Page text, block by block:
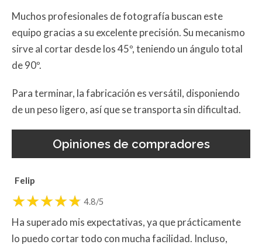
Muchos profesionales de fotografía buscan este
equipo gracias a su excelente precisión. Su mecanismo
sirve al cortar desde los 45º, teniendo un ángulo total
de 90º.
Para terminar, la fabricación es versátil, disponiendo
de un peso ligero, así que se transporta sin dificultad.
Opiniones de compradores
Felip
4.8/5
Ha superado mis expectativas, ya que prácticamente
lo puedo cortar todo con mucha facilidad. Incluso,